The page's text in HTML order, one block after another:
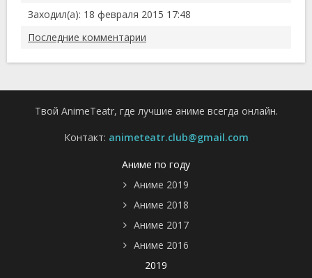
Заходил(а): 18 февраля 2015 17:48
Последние комментарии
Твой AnimeTeatr, где лучшие аниме всегда онлайн.
Контакт: animeteatr.club@gmail.com
Аниме по году
Аниме 2019
Аниме 2018
Аниме 2017
Аниме 2016
2019